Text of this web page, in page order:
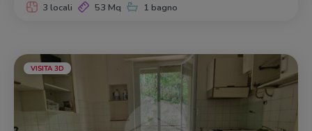
3 locali 53 Mq 1 bagno
VISITA 3D